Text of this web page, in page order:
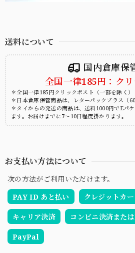
送料について
国内倉庫保
全国一律185円：ク
＊全国一律185円クリックポスト（一部を除く）
＊日本倉庫保管商品は、レターパックプラス（
＊タイからの発送の商品は、送料1000円でEパ
ます。お届けまでに7～10日程度掛かります。
お支払い方法について
次の方法がご利用いただけます。
PAY ID あと払い
クレジットカ
キャリア決済 コンビニ決済また
PayPal